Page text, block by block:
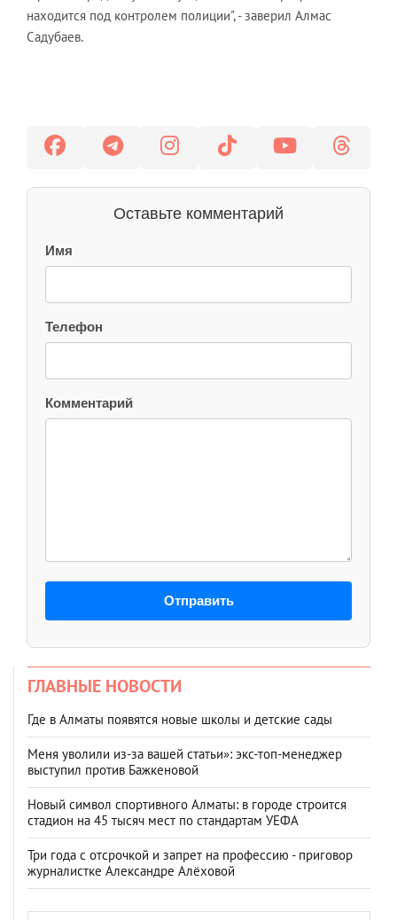
находится под контролем полиции", - заверил Алмас
Садубаев.
Оставьте комментарий
Имя
Телефон
Комментарий
Отправить
ГЛАВНЫЕ НОВОСТИ
Где в Алматы появятся новые школы и детские сады
Меня уволили из-за вашей статьи»: экс-топ-менеджер
выступил против Бажкеновой
Новый символ спортивного Алматы: в городе строится
стадион на 45 тысяч мест по стандартам УЕФА
Три года с отсрочкой и запрет на профессию - приговор
журналистке Александре Алёховой